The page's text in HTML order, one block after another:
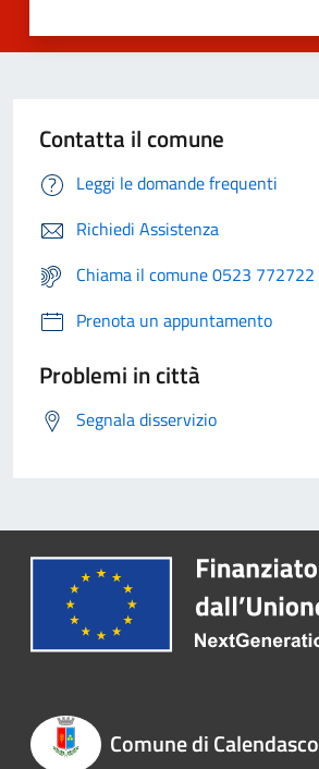
Contatta il comune
Leggi le domande frequenti
Richiedi Assistenza
Chiama il comune 0523 772722
Prenota un appuntamento
Problemi in città
Segnala disservizio
Comune di Calendasco